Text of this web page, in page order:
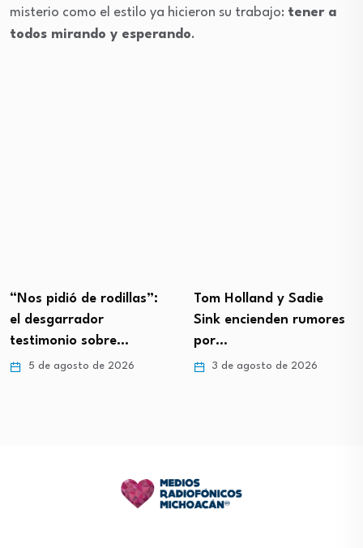
misterio como el estilo ya hicieron su trabajo: tener a
todos mirando y esperando.
“Nos pidió de rodillas”:
el desgarrador
testimonio sobre…
5 de agosto de 2026
Tom Holland y Sadie
Sink encienden rumores
por…
3 de agosto de 2026